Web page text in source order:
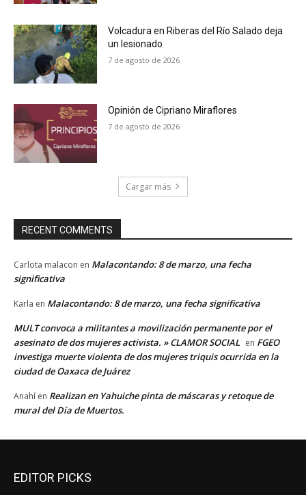
Volcadura en Riberas del Río Salado deja
un lesionado
7 de agosto de 2026
Opinión de Cipriano Miraflores
7 de agosto de 2026
Cargar más
RECENT COMMENTS
Carlota malacon en Malacontando: 8 de marzo, una fecha
significativa
Karla en Malacontando: 8 de marzo, una fecha significativa
MULT convoca a militantes a movilización permanente por el
asesinato de dos mujeres activista. » CLAMOR SOCIAL en FGEO
investiga muerte violenta de dos mujeres triquis ocurrida en la
ciudad de Oaxaca de Juárez
Anahí en Realizan en Yahuiche pinta de máscaras y retoque de
mural del Día de Muertos.
EDITOR PICKS